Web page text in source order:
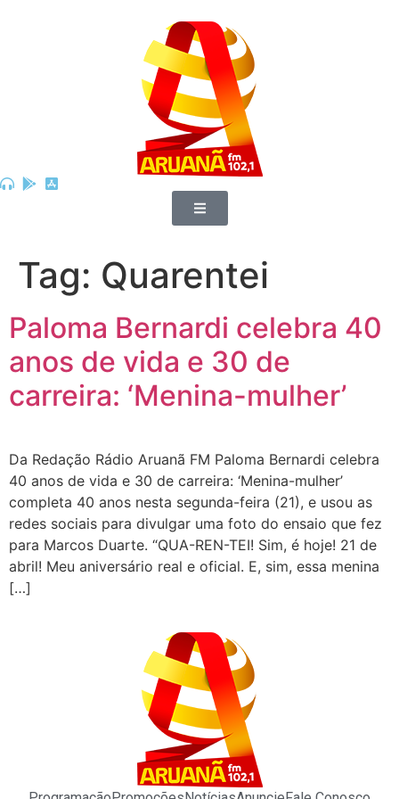
Tag: Quarentei
Paloma Bernardi celebra 40
anos de vida e 30 de
carreira: ‘Menina-mulher’
Da Redação Rádio Aruanã FM Paloma Bernardi celebra
40 anos de vida e 30 de carreira: ‘Menina-mulher’
completa 40 anos nesta segunda-feira (21), e usou as
redes sociais para divulgar uma foto do ensaio que fez
para Marcos Duarte. “QUA-REN-TEI! Sim, é hoje! 21 de
abril! Meu aniversário real e oficial. E, sim, essa menina
[…]